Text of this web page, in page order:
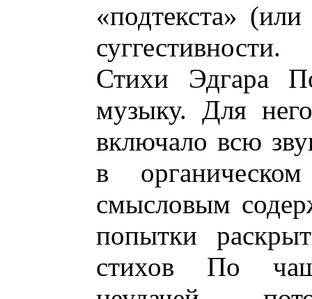
«подтекста»
суггестивности.
Стихи Эдгара
музыку. Для
включало всю
в
смысловым
попытки
стихов По